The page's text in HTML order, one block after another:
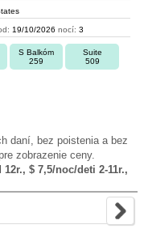
19/10/2026 nocí: 3
S Balkóm
259
Suite
509
daní, bez poistenia a bez
zobrazenie ceny.
$ 7,5/noc/deti 2-11r.,